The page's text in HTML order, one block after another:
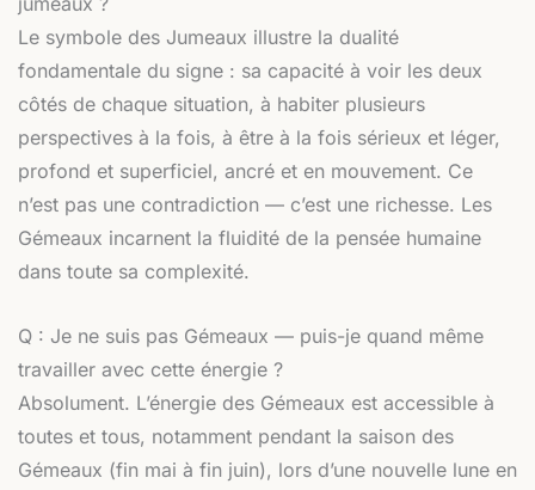
Le symbole des Jumeaux illustre la dualité
fondamentale du signe : sa capacité à voir les deux
côtés de chaque situation, à habiter plusieurs
perspectives à la fois, à être à la fois sérieux et léger,
profond et superficiel, ancré et en mouvement. Ce
n’est pas une contradiction — c’est une richesse. Les
Gémeaux incarnent la fluidité de la pensée humaine
dans toute sa complexité.
Q : Je ne suis pas Gémeaux — puis-je quand même
travailler avec cette énergie ?
Absolument. L’énergie des Gémeaux est accessible à
toutes et tous, notamment pendant la saison des
Gémeaux (fin mai à fin juin), lors d’une nouvelle lune en